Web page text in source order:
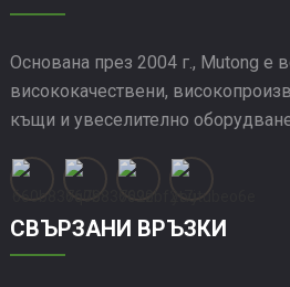
Основана през 2004 г., Mutong е
висококачествени,
къщи и увеселително
СВЪРЗАНИ ВРЪЗКИ